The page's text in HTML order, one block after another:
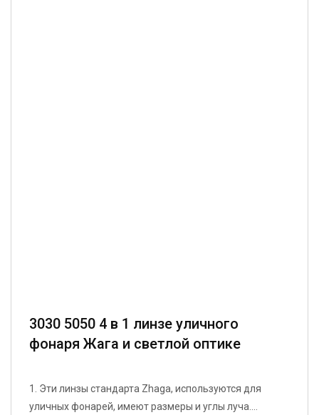
3030 5050 4 в 1 линзе уличного
фонаря Жага и светлой оптике
1. Эти линзы стандарта Zhaga, используются для
уличных фонарей, имеют размеры и углы луча....